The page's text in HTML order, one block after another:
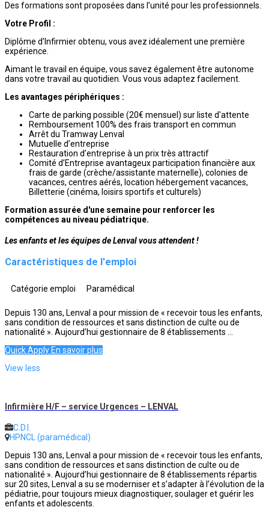
Des formations sont proposées dans l’unité pour les professionnels.
Votre Profil :
Diplôme d’Infirmier obtenu, vous avez idéalement une première
expérience.
Aimant le travail en équipe, vous savez également être autonome
dans votre travail au quotidien. Vous vous adaptez facilement.
Les avantages périphériques :
Carte de parking possible (20€ mensuel) sur liste d'attente
Remboursement 100% des frais transport en commun
Arrêt du Tramway Lenval
Mutuelle d’entreprise
Restauration d’entreprise à un prix très attractif
Comité d’Entreprise avantageux participation financière aux
frais de garde (crèche/assistante maternelle), colonies de
vacances, centres aérés, location hébergement vacances,
Billetterie (cinéma, loisirs sportifs et culturels)
Formation assurée d'une semaine pour renforcer les
compétences au niveau pédiatrique.
Les enfants et les équipes de Lenval vous attendent !
Caractéristiques de l'emploi
Catégorie emploi Paramédical
Depuis 130 ans, Lenval a pour mission de « recevoir tous les enfants,
sans condition de ressources et sans distinction de culte ou de
nationalité ». Aujourd’hui gestionnaire de 8 établissements ...
Quick Apply En savoir plus
View less
Infirmière H/F – service Urgences – LENVAL
C.D.I.
HPNCL (paramédical)
Depuis 130 ans, Lenval a pour mission de « recevoir tous les enfants,
sans condition de ressources et sans distinction de culte ou de
nationalité ». Aujourd’hui gestionnaire de 8 établissements répartis
sur 20 sites, Lenval a su se moderniser et s’adapter à l’évolution de la
pédiatrie, pour toujours mieux diagnostiquer, soulager et guérir les
enfants et adolescents.